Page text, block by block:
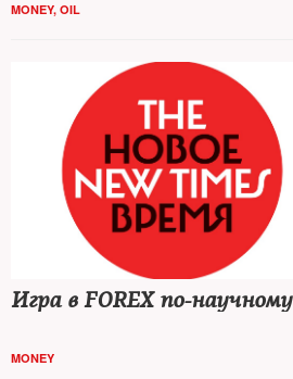
MONEY, OIL
Игра в FOREX по-научному
MONEY